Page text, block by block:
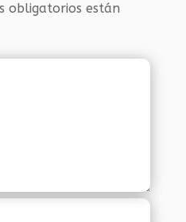
obligatorios están